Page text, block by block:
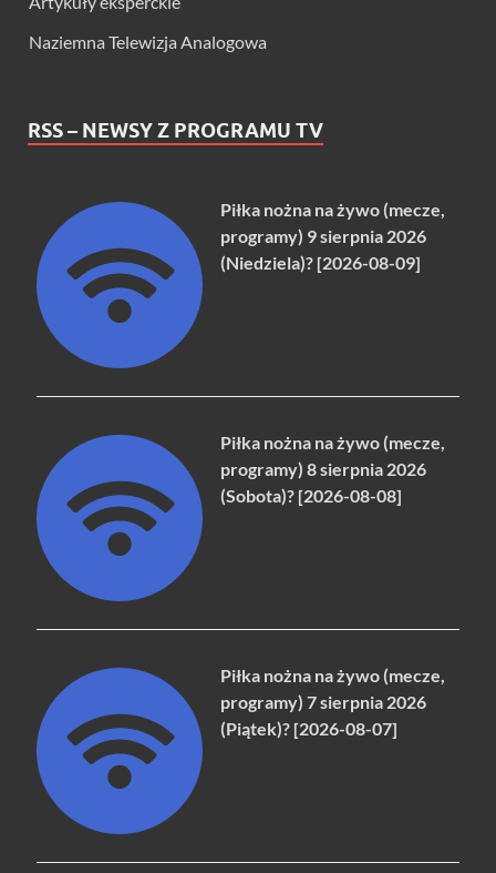
Naziemna Telewizja Analogowa
RSS – NEWSY Z PROGRAMU TV
Piłka nożna na żywo (mecze,
programy) 9 sierpnia 2026
(Niedziela)? [2026-08-09]
Piłka nożna na żywo (mecze,
programy) 8 sierpnia 2026
(Sobota)? [2026-08-08]
Piłka nożna na żywo (mecze,
programy) 7 sierpnia 2026
(Piątek)? [2026-08-07]